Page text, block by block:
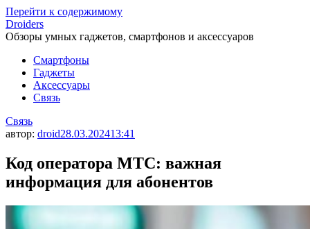
Перейти к содержимому
Droiders
Обзоры умных гаджетов, смартфонов и аксессуаров
Смартфоны
Гаджеты
Аксессуары
Связь
Связь
автор: droid28.03.202413:41
Код оператора МТС: важная
информация для абонентов